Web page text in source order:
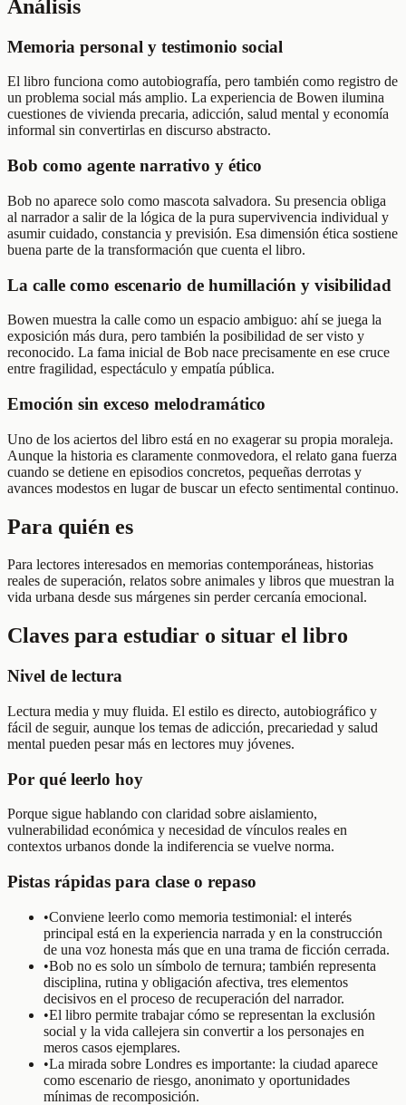
Análisis
Memoria personal y testimonio social
El libro funciona como autobiografía, pero también como registro de
un problema social más amplio. La experiencia de Bowen ilumina
cuestiones de vivienda precaria, adicción, salud mental y economía
informal sin convertirlas en discurso abstracto.
Bob como agente narrativo y ético
Bob no aparece solo como mascota salvadora. Su presencia obliga
al narrador a salir de la lógica de la pura supervivencia individual y
asumir cuidado, constancia y previsión. Esa dimensión ética sostiene
buena parte de la transformación que cuenta el libro.
La calle como escenario de humillación y visibilidad
Bowen muestra la calle como un espacio ambiguo: ahí se juega la
exposición más dura, pero también la posibilidad de ser visto y
reconocido. La fama inicial de Bob nace precisamente en ese cruce
entre fragilidad, espectáculo y empatía pública.
Emoción sin exceso melodramático
Uno de los aciertos del libro está en no exagerar su propia moraleja.
Aunque la historia es claramente conmovedora, el relato gana fuerza
cuando se detiene en episodios concretos, pequeñas derrotas y
avances modestos en lugar de buscar un efecto sentimental continuo.
Para quién es
Para lectores interesados en memorias contemporáneas, historias
reales de superación, relatos sobre animales y libros que muestran la
vida urbana desde sus márgenes sin perder cercanía emocional.
Claves para estudiar o situar el libro
Nivel de lectura
Lectura media y muy fluida. El estilo es directo, autobiográfico y
fácil de seguir, aunque los temas de adicción, precariedad y salud
mental pueden pesar más en lectores muy jóvenes.
Por qué leerlo hoy
Porque sigue hablando con claridad sobre aislamiento,
vulnerabilidad económica y necesidad de vínculos reales en
contextos urbanos donde la indiferencia se vuelve norma.
Pistas rápidas para clase o repaso
•Conviene leerlo como memoria testimonial: el interés
principal está en la experiencia narrada y en la construcción
de una voz honesta más que en una trama de ficción cerrada.
•Bob no es solo un símbolo de ternura; también representa
disciplina, rutina y obligación afectiva, tres elementos
decisivos en el proceso de recuperación del narrador.
•El libro permite trabajar cómo se representan la exclusión
social y la vida callejera sin convertir a los personajes en
meros casos ejemplares.
•La mirada sobre Londres es importante: la ciudad aparece
como escenario de riesgo, anonimato y oportunidades
mínimas de recomposición.